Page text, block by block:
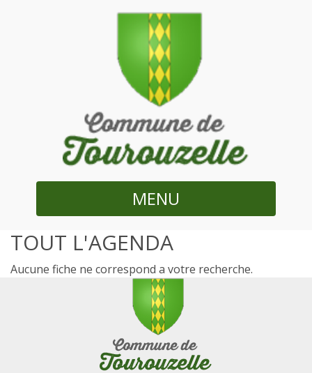
MENU
TOUT L'AGENDA
Aucune fiche ne correspond a votre recherche.